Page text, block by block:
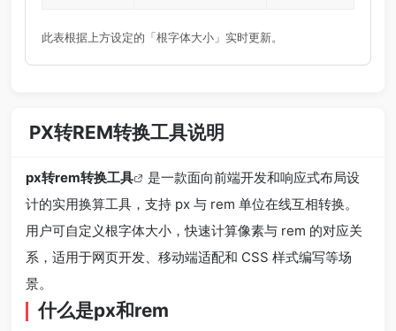
此表根据上方设定的「根字体大小」实时更新。
PX转REM转换工具说明
px转rem转换工具
是一款面向前端开发和响应式布局设
计的实用换算工具，支持 px 与 rem 单位在线互相转换。
用户可自定义根字体大小，快速计算像素与 rem 的对应关
系，适用于网页开发、移动端适配和 CSS 样式编写等场
景。
什么是px和rem